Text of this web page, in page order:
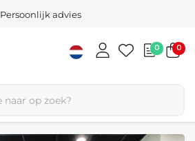
Persoonlijk advies
0 0